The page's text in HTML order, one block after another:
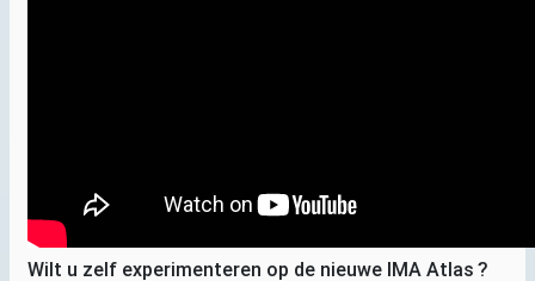
Wilt u zelf experimenteren op de nieuwe IMA Atlas ?